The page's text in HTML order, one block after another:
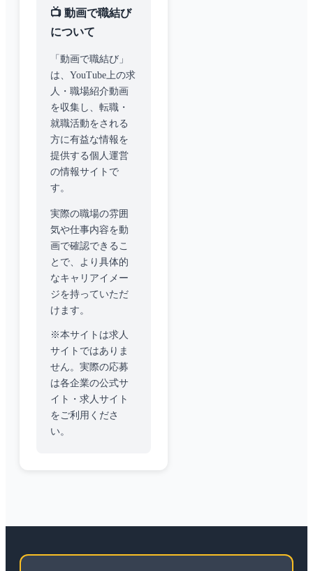
📺 動画で職結び
について
「動画で職結び」
は、YouTube上の求
人・職場紹介動画
を収集し、転職・
就職活動をされる
方に有益な情報を
提供する個人運営
の情報サイトで
す。
実際の職場の雰囲
気や仕事内容を動
画で確認できるこ
とで、より具体的
なキャリアイメー
ジを持っていただ
けます。
※本サイトは求人
サイトではありま
せん。実際の応募
は各企業の公式サ
イト・求人サイト
をご利用くださ
い。